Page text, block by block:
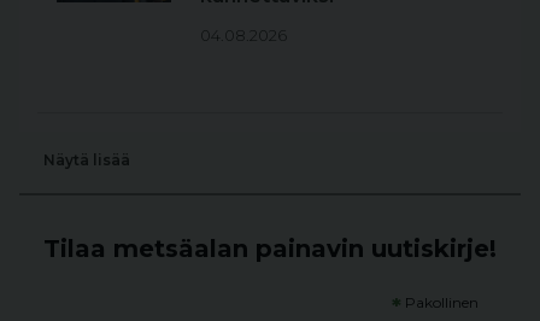
04.08.2026
Näytä lisää
Tilaa metsäalan painavin uutiskirje!
* Pakollinen